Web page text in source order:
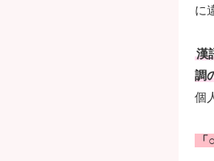
に
漢
調
個